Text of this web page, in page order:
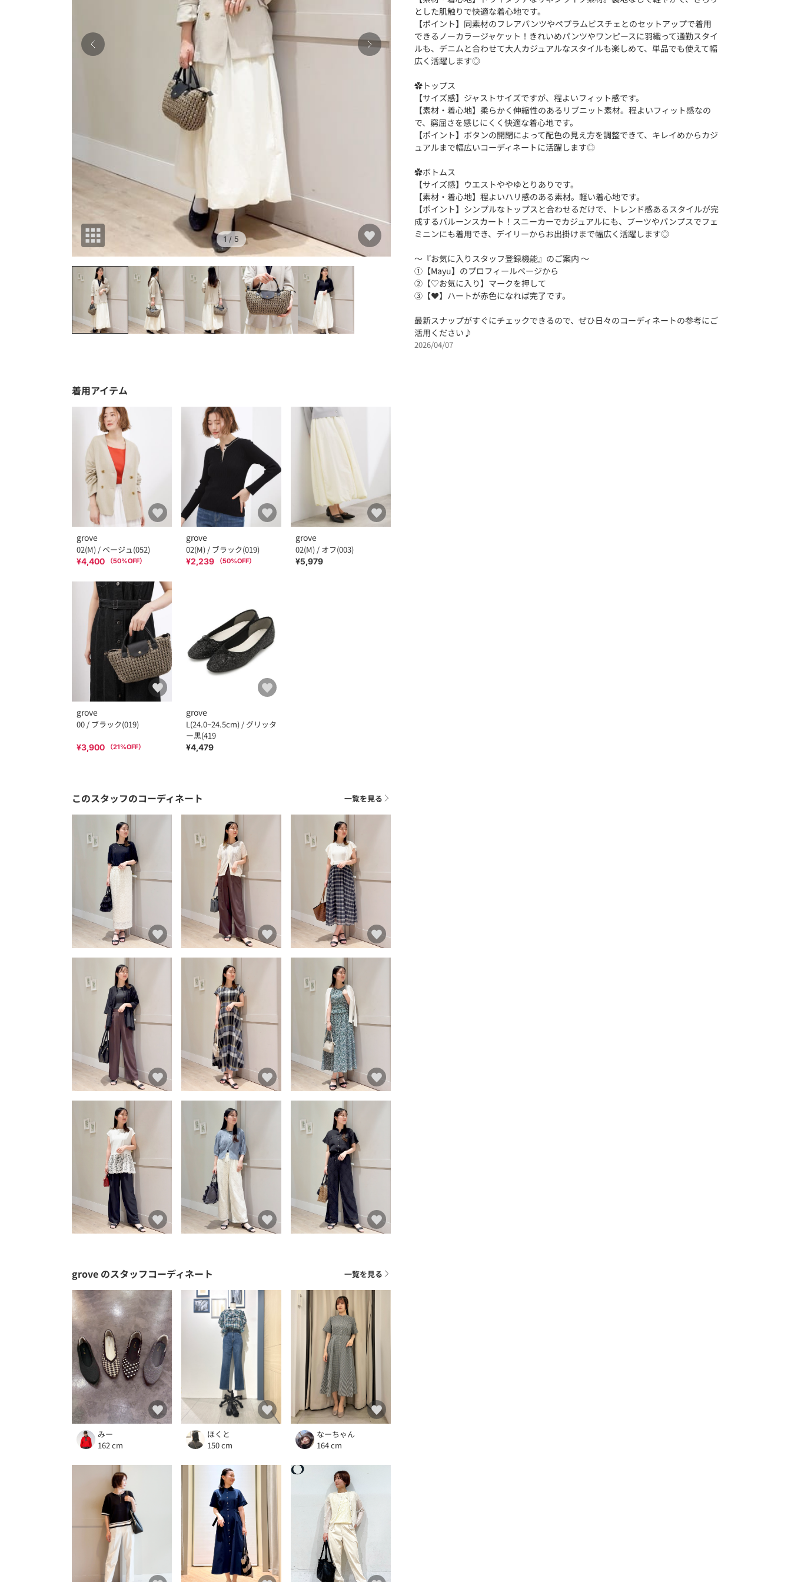
1 / 5
とした肌触りで快適な着心地です。
【ポイント】同素材のフレアパンツやペプラムビスチェとのセットアップで着用
できるノーカラージャケット！きれいめパンツやワンピースに羽織って通勤スタイ
ルも、デニムと合わせて大人カジュアルなスタイルも楽しめて、単品でも使えて幅
広く活躍します◎
︎✿トップス
【サイズ感】ジャストサイズですが、程よいフィット感です。
【素材・着心地】柔らかく伸縮性のあるリブニット素材。程よいフィット感なの
で、窮屈さを感じにくく快適な着心地です。
【ポイント】ボタンの開閉によって配色の見え方を調整できて、キレイめからカジ
ュアルまで幅広いコーディネートに活躍します◎
︎✿ボトムス
【サイズ感】ウエストややゆとりありです。
【素材・着心地】程よいハリ感のある素材。軽い着心地です。
【ポイント】シンプルなトップスと合わせるだけで、トレンド感あるスタイルが完
成するバルーンスカート！スニーカーでカジュアルにも、ブーツやパンプスでフェ
ミニンにも着用でき、デイリーからお出掛けまで幅広く活躍します◎
〜『お気に入りスタッフ登録機能』のご案内‪ ‪〜
①【Mayu】のプロフィールページから
②【♡お気に入り】マークを押して
③【❤️】ハートが赤色になれば完了です。
最新スナップがすぐにチェックできるので、ぜひ日々のコーディネートの参考にご
活用ください♪
2026/04/07
着用アイテム
grove
02(M) / ベージュ(052)
¥4,400 （50%OFF）
grove
02(M) / ブラック(019)
¥2,239 （50%OFF）
grove
02(M) / オフ(003)
¥5,979
grove
00 / ブラック(019)
¥3,900 （21%OFF）
grove
L(24.0~24.5cm) / グリッタ
ー黒(419
¥4,479
このスタッフのコーディネート 一覧を見る
grove のスタッフコーディネート 一覧を見る
みー
162 cm
ほくと
150 cm
なーちゃん
164 cm